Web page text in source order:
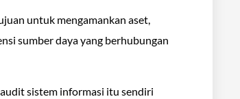
untuk mengamankan aset,
sumber daya yang berhubungan
sistem informasi itu sendiri